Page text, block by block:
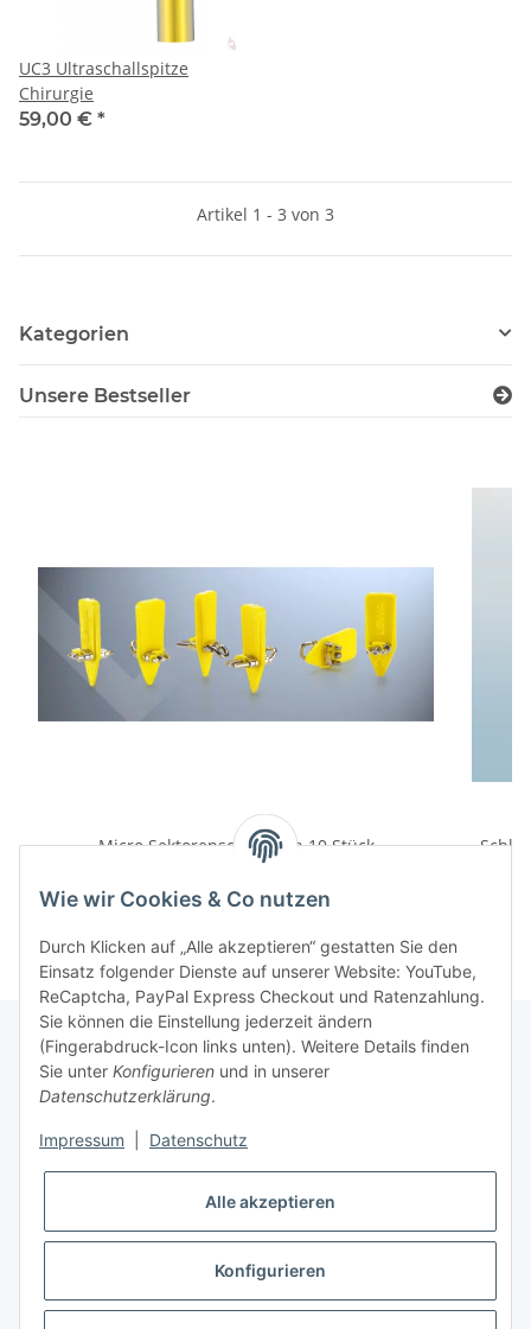
UC3 Ultraschallspitze
Chirurgie
59,00 € *
Artikel 1 - 3 von 3
Kategorien
Unsere Bestseller
Micro Sektorenschrauben 10 Stück
22,00 €
Rechtliche Hinweise
Produktinformationen
* Alle Preise zzgl. gesetzlicher USt., zzgl.Versand
Wie wir Cookies & Co nutzen
Durch Klicken auf „Alle akzeptieren“ gestatten Sie den
Einsatz folgender Dienste auf unserer Website: YouTube,
ReCaptcha, PayPal Express Checkout und Ratenzahlung.
Sie können die Einstellung jederzeit ändern
(Fingerabdruck-Icon links unten). Weitere Details finden
Sie unter Konfigurieren und in unserer
Datenschutzerklärung.
Impressum Datenschutz
Alle akzeptieren
Konfigurieren